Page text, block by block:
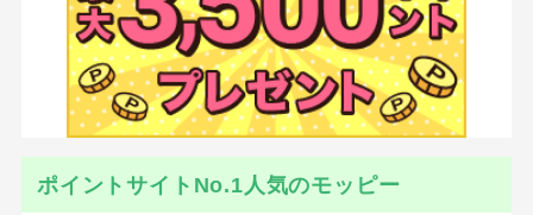
ポイントサイトNo.1人気のモッピー